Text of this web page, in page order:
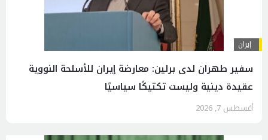
إيران
سفير طهران لدى برلين: معارضة إيران للأسلحة النووية
عقيدة دينية وليست تكتيكًا سياسيًا
أغسطس 7, 2026